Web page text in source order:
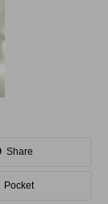
Share
Pocket